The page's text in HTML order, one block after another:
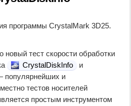
программы CrystalMark 3D25.
новый тест скорости обработки
CrystalDiskInfo
и
популярнейших и
тестов носителей
простым инструментом